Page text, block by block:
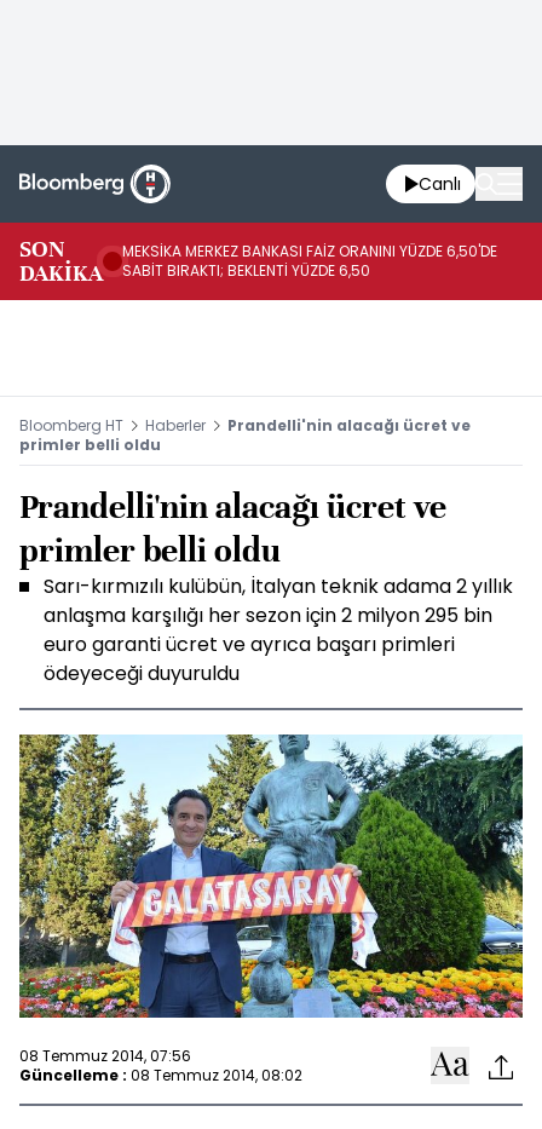
Canlı
SON
DAKİKA
MEKSİKA MERKEZ BANKASI FAİZ ORANINI YÜZDE 6,50'DE
SABİT BIRAKTI; BEKLENTİ YÜZDE 6,50
Bloomberg HT Haberler
Prandelli'nin alacağı ücret ve
primler belli oldu
Prandelli'nin alacağı ücret ve
primler belli oldu
Sarı-kırmızılı kulübün, İtalyan teknik adama 2 yıllık
anlaşma karşılığı her sezon için 2 milyon 295 bin
euro garanti ücret ve ayrıca başarı primleri
ödeyeceği duyuruldu
08 Temmuz 2014, 07:56
Güncelleme : 08 Temmuz 2014, 08:02